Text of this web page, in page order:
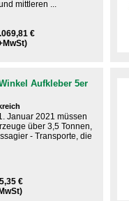
mittleren ...
€
Aufkleber 5er
Januar 2021 müssen
über 3,5 Tonnen,
- Transporte, die
€